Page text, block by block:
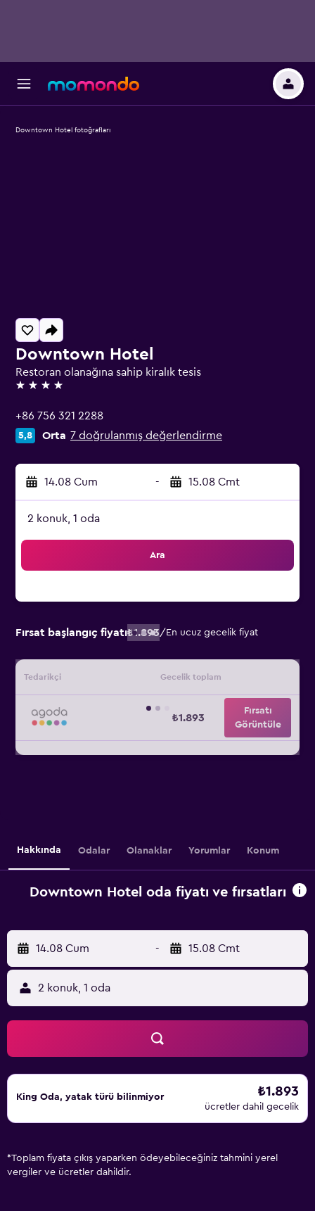
Downtown Hotel
Restoran olanağına sahip kiralık tesis
4 yıldız
+86 756 321 2288
5,8 Orta 7 doğrulanmış değerlendirme
14.08 Cum - 15.08 Cmt
2 konuk, 1 oda
Ara
Fırsat başlangıç fiyatı₺1.893/ En ucuz gecelik fiyat
Tedarikçi Gecelik toplam
₺1.893
Fırsatı
Görüntüle
Downtown Hotel fotoğrafları
Hakkında Odalar Olanaklar Yorumlar Konum
Downtown Hotel oda fiyatı ve fırsatları
14.08 Cum - 15.08 Cmt
2 konuk, 1 oda
King Oda, yatak türü bilinmiyor ₺1.893
ücretler dahil gecelik
*Toplam fiyata çıkış yaparken ödeyebileceğiniz tahmini yerel
vergiler ve ücretler dahildir.